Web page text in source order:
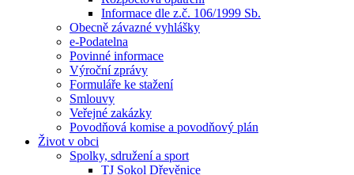
Informace dle z.č. 106/1999 Sb.
Obecně závazné vyhlášky
e-Podatelna
Povinné informace
Výroční zprávy
Formuláře ke stažení
Smlouvy
Veřejné zakázky
Povodňová komise a povodňový plán
Život v obci
Spolky, sdružení a sport
TJ Sokol Dřevěnice